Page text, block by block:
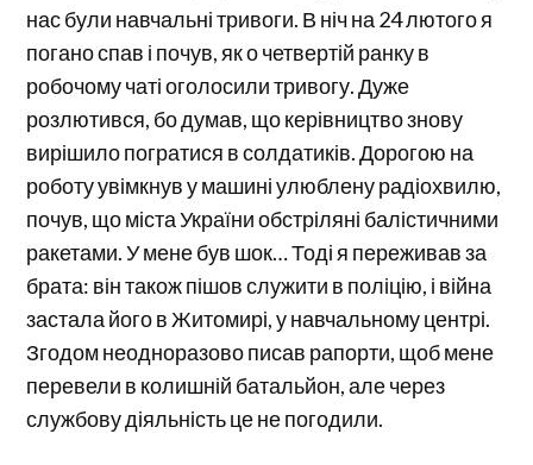
нас були навчальні тривоги. В ніч на 24 лютого я
погано спав і почув, як о четвертій ранку в
робочому чаті оголосили тривогу. Дуже
розлютився, бо думав, що керівництво знову
вирішило погратися в солдатиків. Дорогою на
роботу увімкнув у машині улюблену радіохвилю,
почув, що міста України обстріляні балістичними
ракетами. У мене був шок… Тоді я переживав за
брата: він також пішов служити в поліцію, і війна
застала його в Житомирі, у навчальному центрі.
Згодом неодноразово писав рапорти, щоб мене
перевели в колишній батальйон, але через
службову діяльність це не погодили.